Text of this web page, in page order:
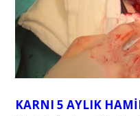
KARNI 5 AYLIK